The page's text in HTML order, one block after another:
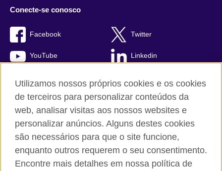
Conecte-se conosco
Facebook Twitter
YouTube Linkedin
British Council global
Comentários e reclamações
Política de privacidade e termos de uso
Utilizamos nossos próprios cookies e os cookies
de terceiros para personalizar conteúdos da
web, analisar visitas aos nossos websites e
personalizar anúncios. Alguns destes cookies
são necessários para que o site funcione,
enquanto outros requerem o seu consentimento.
Encontre mais detalhes em nossa política de